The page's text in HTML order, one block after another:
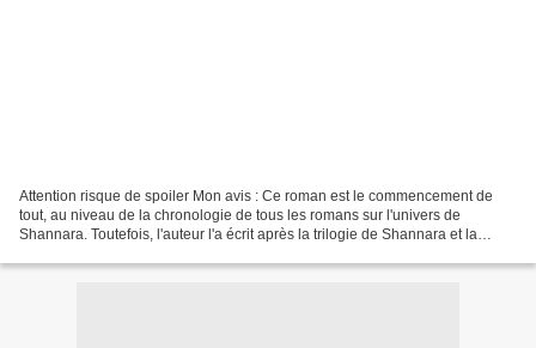
Attention risque de spoiler Mon avis : Ce roman est le commencement de
tout, au niveau de la chronologie de tous les romans sur l'univers de
Shannara. Toutefois, l'auteur l'a écrit après la trilogie de Shannara et la